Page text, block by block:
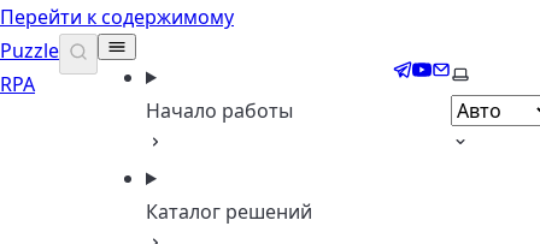
Перейти к содержимому
Puzzle
RPA
Начало работы
Каталог решений
Telegram
YouTube
Email